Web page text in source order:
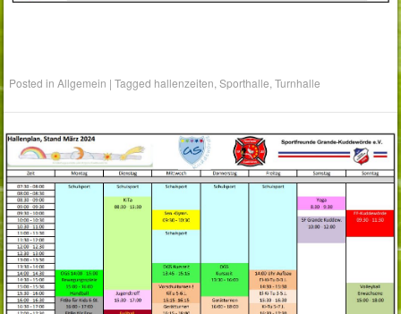
Posted inAllgemein |Tagged hallenzeiten ,Sporthalle ,Turnhalle